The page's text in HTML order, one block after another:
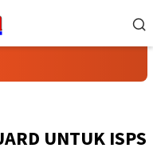
UNTUK ISPS